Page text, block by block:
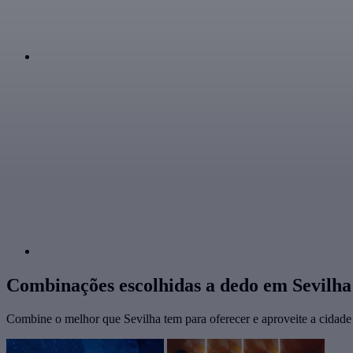
Combinações escolhidas a dedo em Sevilha
Combine o melhor que Sevilha tem para oferecer e aproveite a